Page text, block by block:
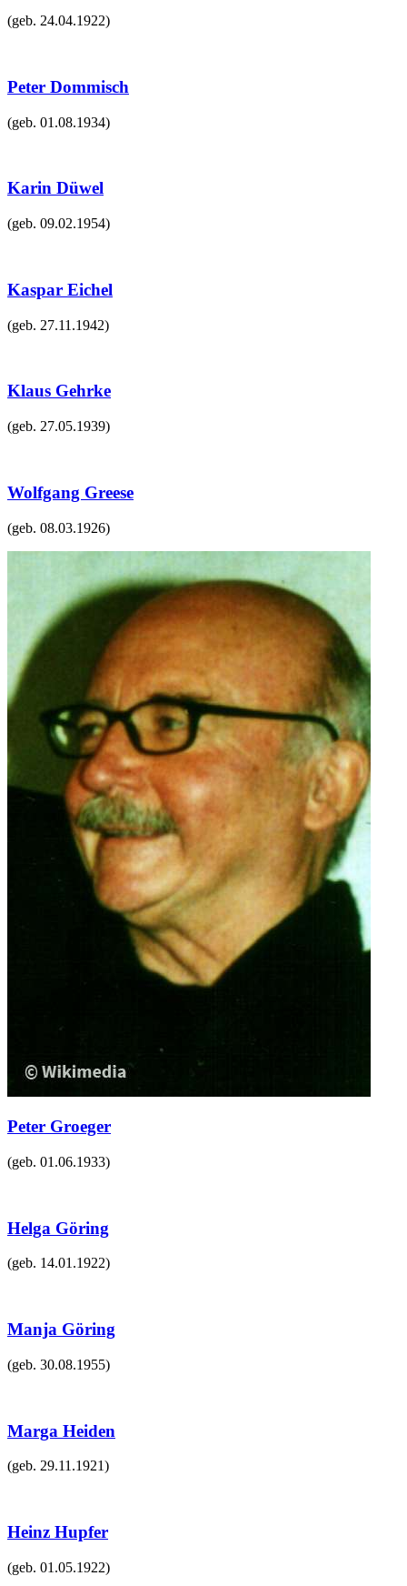
(geb. 24.04.1922)
Peter Dommisch
(geb. 01.08.1934)
Karin Düwel
(geb. 09.02.1954)
Kaspar Eichel
(geb. 27.11.1942)
Klaus Gehrke
(geb. 27.05.1939)
Wolfgang Greese
(geb. 08.03.1926)
Peter Groeger
(geb. 01.06.1933)
Helga Göring
(geb. 14.01.1922)
Manja Göring
(geb. 30.08.1955)
Marga Heiden
(geb. 29.11.1921)
Heinz Hupfer
(geb. 01.05.1922)